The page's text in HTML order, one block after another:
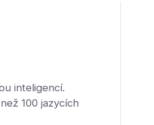
inteligencí.
100 jazycích